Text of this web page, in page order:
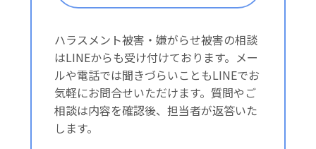
ハラスメント被害・嫌がらせ被害の相談
はLINEからも受け付けております。メー
ルや電話では聞きづらいこともLINEでお
気軽にお問合せいただけます。質問やご
相談は内容を確認後、担当者が返答いた
します。